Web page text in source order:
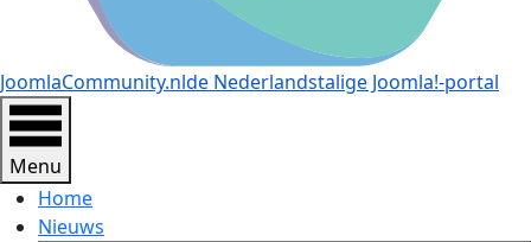
JoomlaCommunity.nlde Nederlandstalige Joomla!-portal
Menu
Home
Nieuws